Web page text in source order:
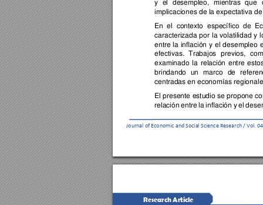
Journal of Economic and Social Science Research / Vol.
y el desempleo, mientras que
implicaciones de la expectativa d
En el contexto específico de Ec
caracterizada por la volatilidad y
entre la inflación y el desempleo
efectivas. Trabajos previos,
examinado la relación entre
brindando un marco de
centradas en economías regional
El presente estudio se propone
relación entre la inflación y el
Research Article